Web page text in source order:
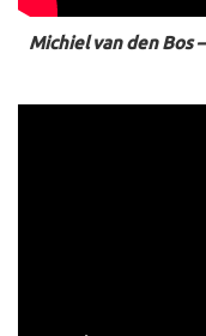
Michiel van den Bos